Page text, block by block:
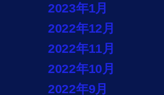
2023年1月
2022年12月
2022年11月
2022年10月
2022年9月